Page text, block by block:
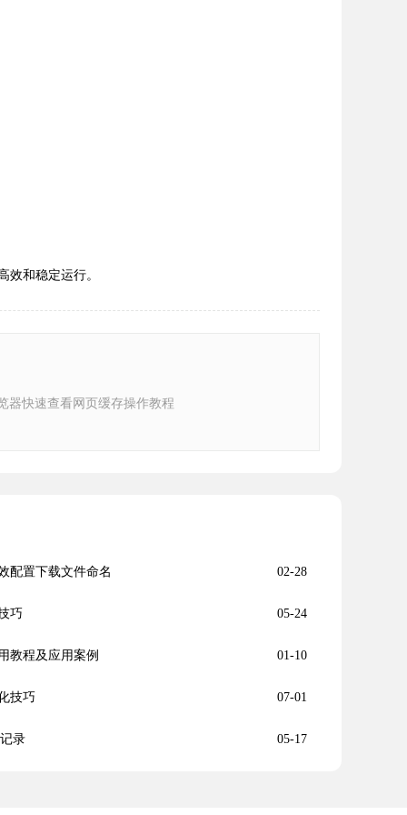
效和稳定运行。
器快速查看网页缓存操作教程
配置下载文件命名 02-28
巧 05-24
教程及应用案例 01-10
技巧 07-01
录 05-17